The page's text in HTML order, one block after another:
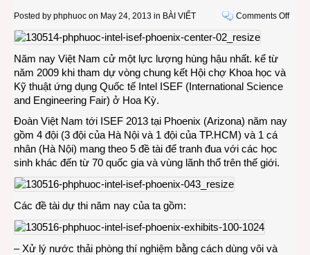
Posted by phphuoc on May 24, 2013 in BÀI VIẾT Comments Offon
Năm nay Việt Nam cử một lực lượng hùng hậu nhất. kể từ
năm 2009 khi tham dự vòng chung kết Hội chợ Khoa học và
Kỹ thuật ứng dụng Quốc tế Intel ISEF (International Science
and Engineering Fair) ở Hoa Kỳ.
Đoàn Việt Nam tới ISEF 2013 tại Phoenix (Arizona) năm nay
gồm 4 đội (3 đội của Hà Nội và 1 đội của TP.HCM) và 1 cá
nhân (Hà Nội) mang theo 5 đề tài để tranh đua với các học
sinh khác đến từ 70 quốc gia và vùng lãnh thổ trên thế giới.
Các đề tài dự thi năm nay của ta gồm:
– Xử lý nước thải phòng thí nghiệm bằng cách dùng vôi và